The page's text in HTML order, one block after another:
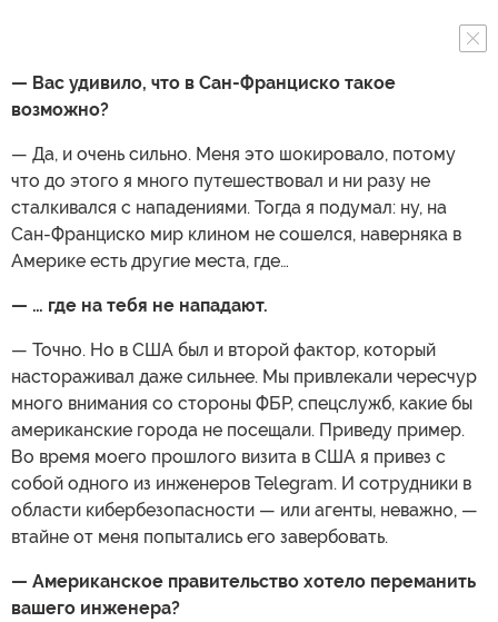
— Вас удивило, что в Сан-Франциско такое
возможно?
— Да, и очень сильно. Меня это шокировало, потому
что до этого я много путешествовал и ни разу не
сталкивался с нападениями. Тогда я подумал: ну, на
Сан-Франциско мир клином не сошелся, наверняка в
Америке есть другие места, где…
— … где на тебя не нападают.
— Точно. Но в США был и второй фактор, который
настораживал даже сильнее. Мы привлекали чересчур
много внимания со стороны ФБР, спецслужб, какие бы
американские города не посещали. Приведу пример.
Во время моего прошлого визита в США я привез с
собой одного из инженеров Telegram. И сотрудники в
области кибербезопасности — или агенты, неважно, —
втайне от меня попытались его завербовать.
— Американское правительство хотело переманить
вашего инженера?